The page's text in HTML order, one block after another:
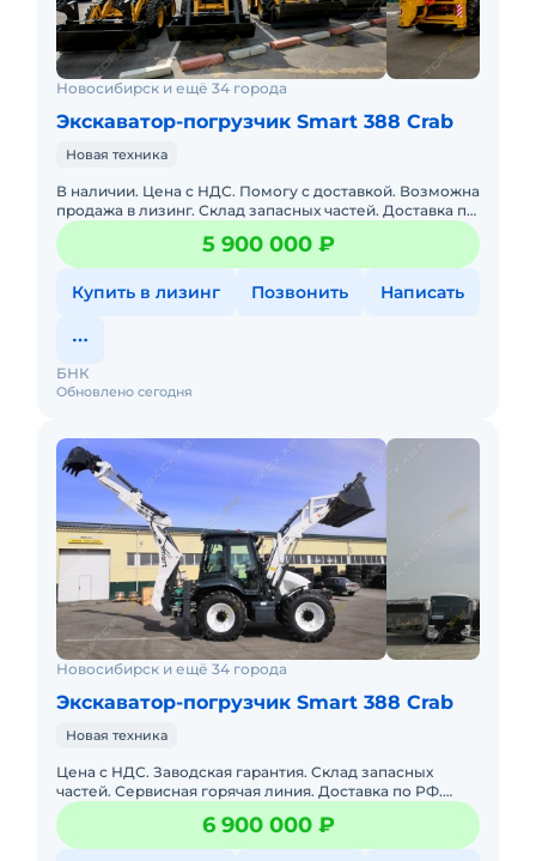
Новосибирск и ещё 34 города
Экскаватор-погрузчик Smart 388 Crab
Новая техника
В наличии. Цена с НДС. Помогу с доставкой. Возможна
продажа в лизинг. Склад запасных частей. Доставка по
РФ. Подбор комплектации. Полная
документация.•габа5 900 000 ₽
Купить в лизинг Позвонить Написать
Обновлено сегодня
БНК
Новосибирск и ещё 34 города
Экскаватор-погрузчик Smart 388 Crab
Новая техника
Цена с НДС. Заводская гарантия. Склад запасных
частей. Сервисная горячая линия. Доставка по РФ.
Подбор комплектации. Полная документация. В
наличии. Локация те6 900 000 ₽